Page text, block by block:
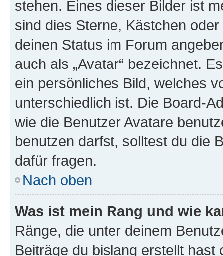
stehen. Eines dieser Bilder ist
sind dies Sterne, Kästchen
deinen Status im Forum
auch als „Avatar“ bezeichnet.
ein persönliches Bild, welches
unterschiedlich ist. Die Board-
wie die Benutzer Avatare
benutzen darfst, solltest du die
dafür fragen.
Nach oben
Was ist mein Rang und wie
Ränge, die unter deinem
Beiträge du bislang erstellt